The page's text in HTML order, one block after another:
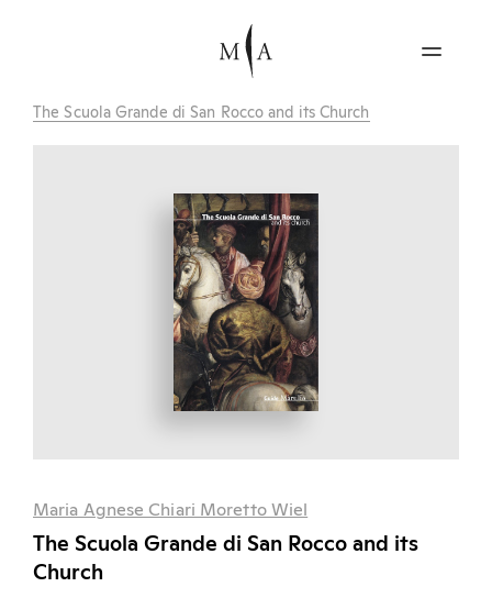
The Scuola Grande di San Rocco and its Church
Maria Agnese Chiari Moretto Wiel
The Scuola Grande di San Rocco and its
Church